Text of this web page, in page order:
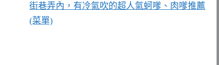
街巷弄內，有冷氣吹的超人氣蚵嗲、肉嗲推薦
(菜單)